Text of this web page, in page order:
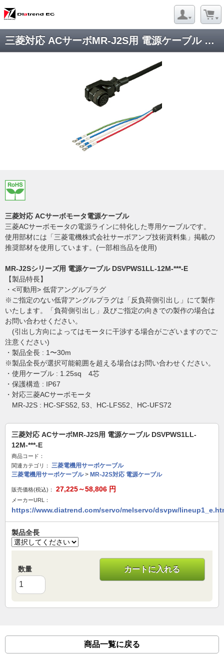
三菱対応 ACサーボMR-J2S用 電源ケーブル DSVPWS1LL-12M-***-E
三菱対応 ACサーボモータ電源ケーブル
三菱ACサーボモータの電源ラインに特化した専用ケーブルです。
使用部材には「三菱電機株式会社サーボアンプ技術資料集」掲載の
推奨部材を使用しています。(一部相当品を使用)
MR-J2Sシリーズ用 電源ケーブル DSVPWS1LL-12M-***-E
【製品特長】
・<可動用> 低背アングルプラグ
※ご指定のない低背アングルプラグは「反負荷側引出し」にて製作
いたします。「負荷側引出し」及びご指定の向きでの製作の場合は
お問い合わせください。
(引出し方向によってはモータに干渉する場合がございますのでご
注意ください)
・製品全長 : 1〜30m
※製品全長が選択可能範囲を超える場合はお問い合わせください。
・使用ケーブル : 1.25sq 4芯
・保護構造 : IP67
・対応三菱ACサーボモータ
MR-J2S : HC-SFS52, 53、HC-LFS52、HC-UFS72
三菱対応 ACサーボMR-J2S用 電源ケーブル DSVPWS1LL-
12M-***-E
商品コード：
関連カテゴリ：
三菱電機用サーボケーブル
三菱電機用サーボケーブル> MR-J2S対応 電源ケーブル
販売価格(税込)： 27,225～58,806 円
メーカーURL：
https://www.diatrend.com/servo/melservo/dsvpw/
製品全長
数量 カートに入れる
商品一覧に戻る